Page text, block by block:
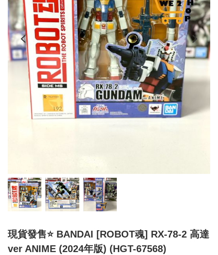
現貨發售⭐ BANDAI [ROBOT魂] RX-78-2 高達
ver ANIME (2024年版) (HGT-67568)